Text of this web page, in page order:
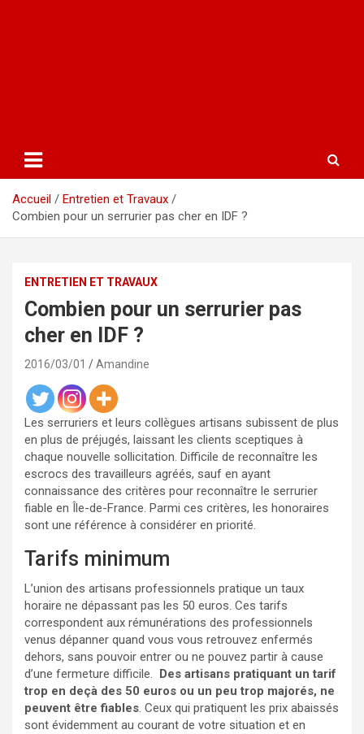
Accueil
Entretien et Travaux
Combien pour un serrurier pas cher en IDF ?
ENTRETIEN ET TRAVAUX
Combien pour un serrurier pas
cher en IDF ?
2016/03/01 Amandine
Les serruriers et leurs collègues artisans subissent de plus
en plus de préjugés, laissant les clients sceptiques à
chaque nouvelle sollicitation. Difficile de reconnaître les
escrocs des travailleurs agréés, sauf en ayant
connaissance des critères pour reconnaître le serrurier
fiable en Île-de-France. Parmi ces critères, les honoraires
sont une référence à considérer en priorité.
Tarifs minimum
L’union des artisans professionnels pratique un taux
horaire ne dépassant pas les 50 euros. Ces tarifs
correspondent aux rémunérations des professionnels
venus dépanner quand vous vous retrouvez enfermés
dehors, sans pouvoir entrer ou ne pouvez partir à cause
d’une fermeture difficile. Des artisans pratiquant un tarif
trop en deçà des 50 euros ou un peu trop majorés, ne
peuvent être fiables. Ceux qui pratiquent les prix abaissés
sont évidemment au courant de votre situation et en